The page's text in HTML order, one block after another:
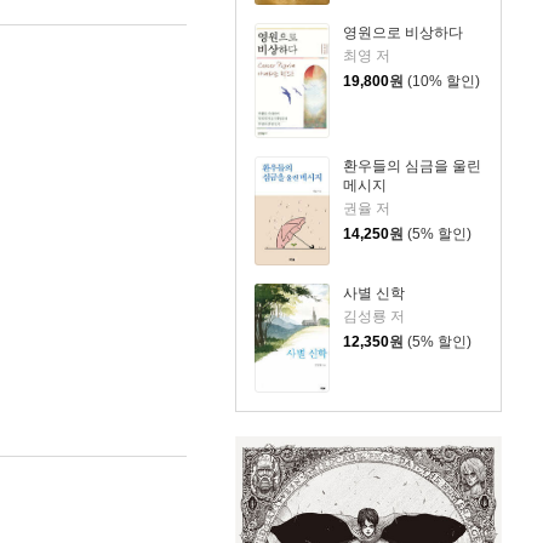
영원으로 비상하다
최영 저
19,800원 (10% 할인)
환우들의 심금을 울린
메시지
권율 저
14,250원 (5% 할인)
사별 신학
김성룡 저
12,350원 (5% 할인)